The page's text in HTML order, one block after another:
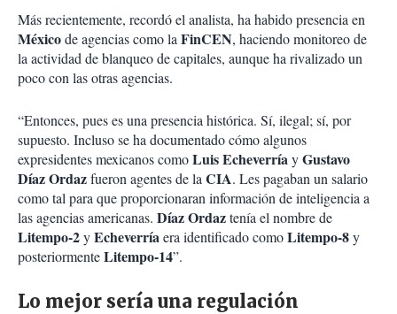
Más recientemente, recordó el analista, ha habido presencia en
Méxicode agencias como laFinCEN, haciendo monitoreo de
la actividad de blanqueo de capitales, aunque ha rivalizado un
poco con las otras agencias.
“Entonces, pues es una presencia histórica. Sí, ilegal; sí, por
supuesto. Incluso se ha documentado cómo algunos
expresidentes mexicanos comoLuis EcheverríayGustavo
Díaz Ordazfueron agentes de laCIA. Les pagaban un salario
como tal para que proporcionaran información de inteligencia a
las agencias americanas. Díaz Ordaztenía el nombre de
Litempo-2yEcheverríaera identificado comoLitempo-8y
posteriormenteLitempo-14”.
Lo mejor sería una regulación